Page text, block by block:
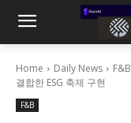
Home Daily News F&B
결합한 ESG 축제 구현
F&B